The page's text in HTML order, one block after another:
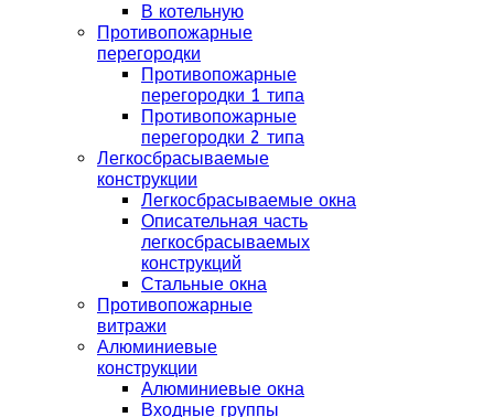
В котельную
Противопожарные
перегородки
Противопожарные
перегородки 1 типа
Противопожарные
перегородки 2 типа
Легкосбрасываемые
конструкции
Легкосбрасываемые окна
Описательная часть
легкосбрасываемых
конструкций
Стальные окна
Противопожарные
витражи
Алюминиевые
конструкции
Алюминиевые окна
Входные группы